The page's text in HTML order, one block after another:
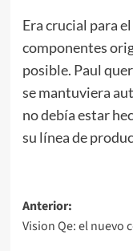
Era crucial para
componentes
posible. Paul
se mantuviera
no debía estar
su línea de
Navegación
de
Anterior:
Vision Qe: el nuevo